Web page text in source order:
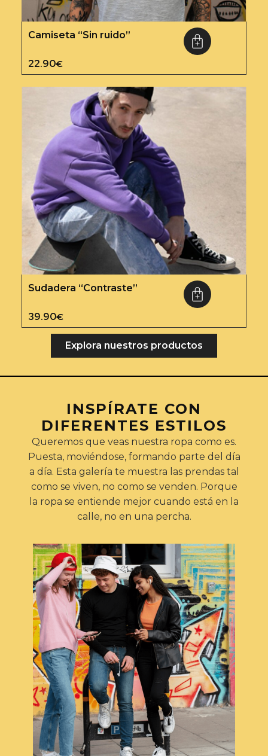
Camiseta “Sin ruido”
22.90€
Sudadera “Contraste”
39.90€
Explora nuestros productos
INSPÍRATE CON
DIFERENTES ESTILOS
Queremos que veas nuestra ropa como es.
Puesta, moviéndose, formando parte del día
a día. Esta galería te muestra las prendas tal
como se viven, no como se venden. Porque
la ropa se entiende mejor cuando está en la
calle, no en una percha.